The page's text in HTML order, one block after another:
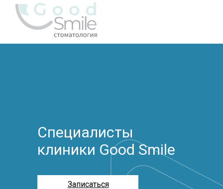
Записаться
Специалисты
клиники Good Smile